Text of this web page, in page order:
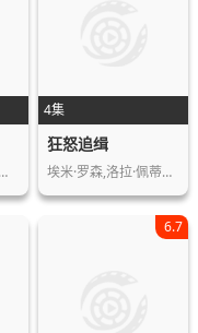
霍华德·查尔斯,尼古拉斯·平诺克,黛博…
4集
狂怒追缉
埃米·罗森,洛拉·佩蒂克鲁,斯科特·麦…
6.7